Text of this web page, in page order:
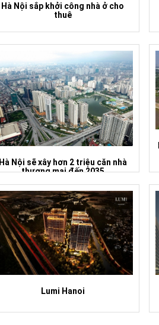
Hà Nội sắp khởi công nhà ở cho
thuê
Hà Nội sẽ xây hơn 2 triệu căn nhà
thương mại đến 2035
Lumi Hanoi